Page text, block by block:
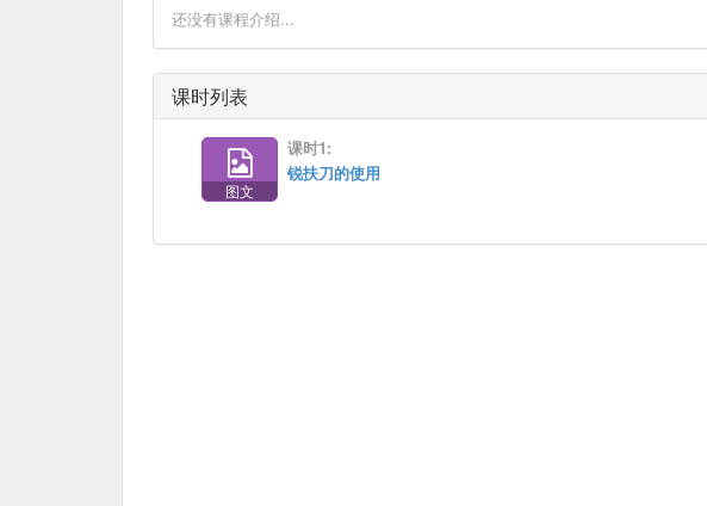
还没有课程介绍...
课时列表
图文
课时1:
锐扶刀的使用